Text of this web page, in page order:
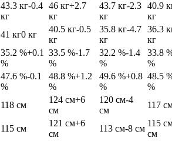
43.3 кг-0.4
кг
46 кг+2.7
кг
43.7 кг-2.3
кг
40.9
кг
41 кг0 кг
40.5 кг-0.5
кг
35.8 кг-4.7
кг
36.3
кг
35.2 %+0.1
%
33.5 %-1.7
%
32.2 %-1.4
%
33.8
%
47.6 %-0.1
%
48.8 %+1.2
%
49.6 %+0.8
%
48.5
%
118 см
124 см+6
см
120 см-4
см
117
115 см
121 см+6
см
113 см-8 см
115
см